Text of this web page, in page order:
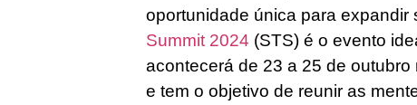
oportunidade única para expandir
Summit 2024 (STS) é o evento
acontecerá de 23 a 25 de
e tem o objetivo de reunir as